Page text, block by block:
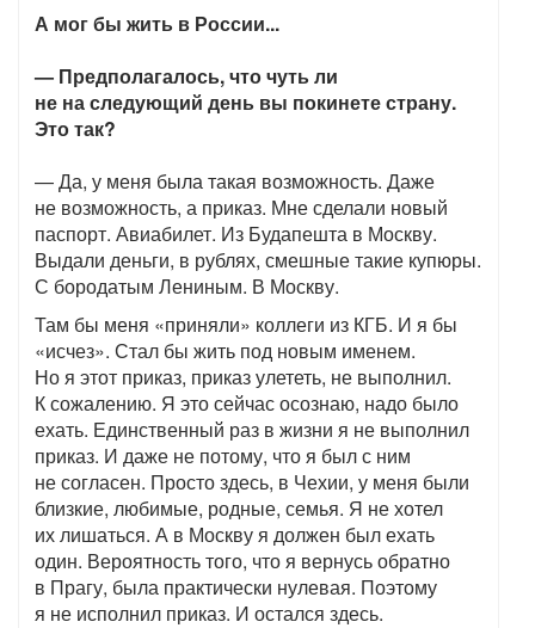
А мог бы жить в России...
— Предполагалось, что чуть ли
не на следующий день вы покинете страну.
Это так?
— Да, у меня была такая возможность. Даже
не возможность, а приказ. Мне сделали новый
паспорт. Авиабилет. Из Будапешта в Москву.
Выдали деньги, в рублях, смешные такие купюры.
С бородатым Лениным. В Москву.
Там бы меня «приняли» коллеги из КГБ. И я бы
«исчез». Стал бы жить под новым именем.
Но я этот приказ, приказ улететь, не выполнил.
К сожалению. Я это сейчас осознаю, надо было
ехать. Единственный раз в жизни я не выполнил
приказ. И даже не потому, что я был с ним
не согласен. Просто здесь, в Чехии, у меня были
близкие, любимые, родные, семья. Я не хотел
их лишаться. А в Москву я должен был ехать
один. Вероятность того, что я вернусь обратно
в Прагу, была практически нулевая. Поэтому
я не исполнил приказ. И остался здесь.